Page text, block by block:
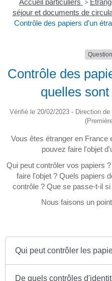
Accueil particuliers >
séjour et documents de
Contrôle des papiers d'un
Contrôle des
quelles
Vérifié le 20/02/2023 - Direction
Vous êtes étranger en
pouvez faire l'objet
Qui peut contrôler vos papiers
faire l'objet ? Quels papiers
contrôle ? Que se passe-t-il
Nous faisons un
Qui peut contrôler les
De quels contrôles